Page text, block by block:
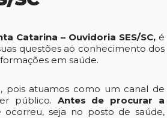
Catarina – Ouvidoria SES/SC, é
questões ao conhecimento dos
em saúde.
pois atuamos como um canal de
público. Antes de procurar a
seja no posto de saúde,